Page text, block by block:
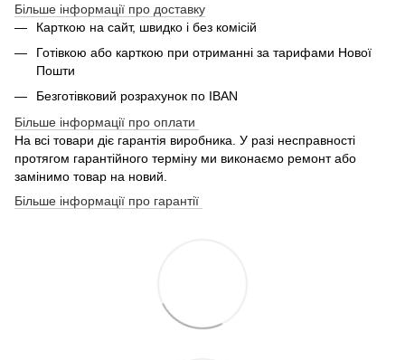
Більше інформації про доставку
Карткою на сайт, швидко і без комісій
Готівкою або карткою при отриманні за тарифами Нової
Пошти
Безготівковий розрахунок по IBAN
Більше інформації про оплати
На всі товари діє гарантія виробника. У разі несправності
протягом гарантійного терміну ми виконаємо ремонт або
замінимо товар на новий.
Більше інформації про гарантії